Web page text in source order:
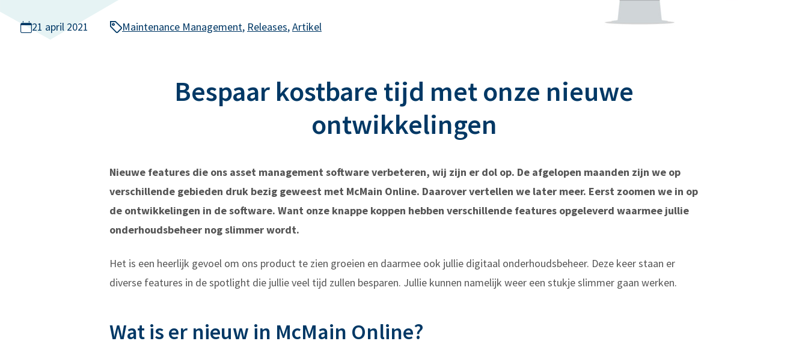
21 april 2021 Maintenance Management, Releases,Artikel
Bespaar kostbare tijd met onze nieuwe
ontwikkelingen
Nieuwe features die ons asset management software verbeteren, wij zijn er dol op. De afgelopen maanden zijn we op
verschillende gebieden druk bezig geweest met McMain Online. Daarover vertellen we later meer. Eerst zoomen we in op
de ontwikkelingen in de software. Want onze knappe koppen hebben verschillende features opgeleverd waarmee jullie
onderhoudsbeheer nog slimmer wordt.
Het is een heerlijk gevoel om ons product te zien groeien en daarmee ook jullie digitaal onderhoudsbeheer. Deze keer staan er
diverse features in de spotlight die jullie veel tijd zullen besparen. Jullie kunnen namelijk weer een stukje slimmer gaan werken.
Wat is er nieuw in McMain Online?